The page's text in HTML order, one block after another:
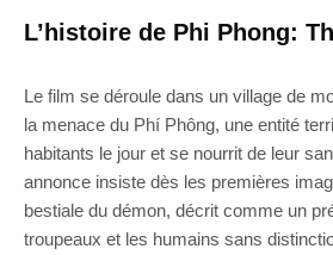
L’histoire de Phi Phong:
Le film se déroule dans un village de
la menace du Phí Phông, une entité
habitants le jour et se nourrit de leur
annonce insiste dès les premières
bestiale du démon, décrit comme un
troupeaux et les humains sans